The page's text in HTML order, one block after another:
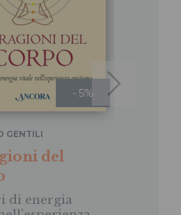
- 5%
GENTILI
del
di energia